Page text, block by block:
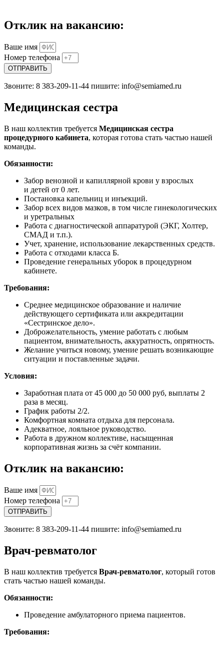
Отклик на вакансию:
Ваше имя
Номер телефона
ОТПРАВИТЬ
Звоните: 8 383-209-11-44 пишите: info@semiamed.ru
Медицинская сестра
В наш коллектив требуется Медицинская сестра
процедурного кабинета, которая готова стать частью нашей
команды.
Обязанности:
Забор венозной и капиллярной крови у взрослых
и детей от 0 лет.
Постановка капельниц и инъекций.
Забор всех видов мазков, в том числе гинекологических
и уретральных
Работа с диагностической аппаратурой (ЭКГ, Холтер,
СМАД и т.п.).
Учет, хранение, использование лекарственных средств.
Работа с отходами класса Б.
Проведение генеральных уборок в процедурном
кабинете.
Требования:
Среднее медицинское образование и наличие
действующего сертификата или аккредитации
«Сестринское дело».
Доброжелательность, умение работать с любым
пациентом, внимательность, аккуратность, опрятность.
Желание учиться новому, умение решать возникающие
ситуации и поставленные задачи.
Условия:
Заработная плата от 45 000 до 50 000 руб, выплаты 2
раза в месяц.
График работы 2/2.
Комфортная комната отдыха для персонала.
Адекватное, лояльное руководство.
Работа в дружном коллективе, насыщенная
корпоративная жизнь за счёт компании.
Отклик на вакансию:
Ваше имя
Номер телефона
ОТПРАВИТЬ
Звоните: 8 383-209-11-44 пишите: info@semiamed.ru
Врач-ревматолог
В наш коллектив требуется Врач-ревматолог, который готов
стать частью нашей команды.
Обязанности:
Проведение амбулаторного приема пациентов.
Требования: